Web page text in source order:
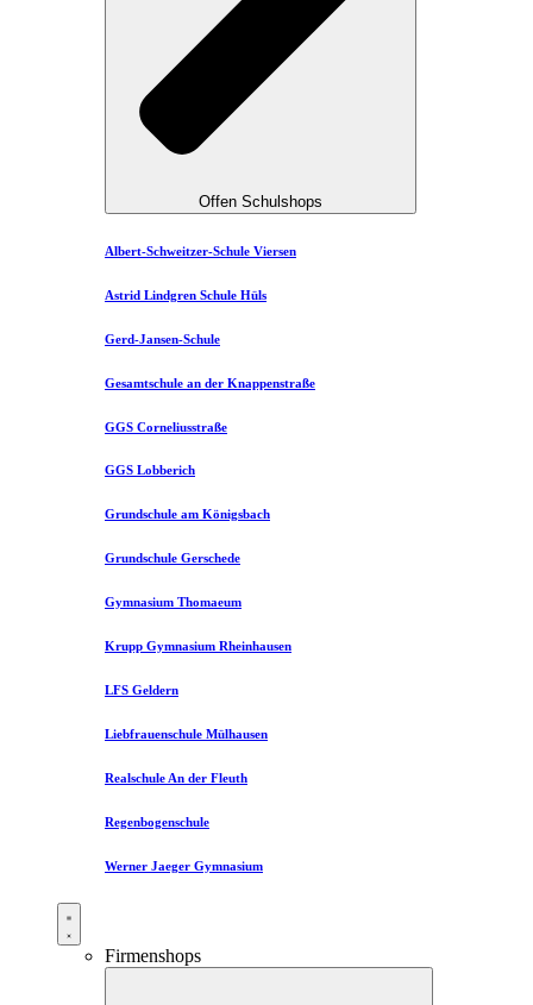
Offen Schulshops
Albert-Schweitzer-Schule Viersen
Astrid Lindgren Schule Hüls
Gerd-Jansen-Schule
Gesamtschule an der Knappenstraße
GGS Corneliusstraße
GGS Lobberich
Grundschule am Königsbach
Grundschule Gerschede
Gymnasium Thomaeum
Krupp Gymnasium Rheinhausen
LFS Geldern
Liebfrauenschule Mülhausen​
Realschule An der Fleuth
Regenbogenschule
Werner Jaeger Gymnasium
Firmenshops